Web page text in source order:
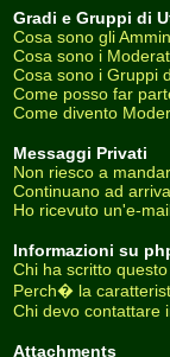
Gradi e Gruppi di
Cosa sono gli
Cosa sono i
Cosa sono i Gruppi
Come posso far
Come divento
Messaggi Privati
Non riesco a
Continuano ad
Ho ricevuto un'e-
Informazioni su
Chi ha scritto
Perch� la
Chi devo contattare
Attachments